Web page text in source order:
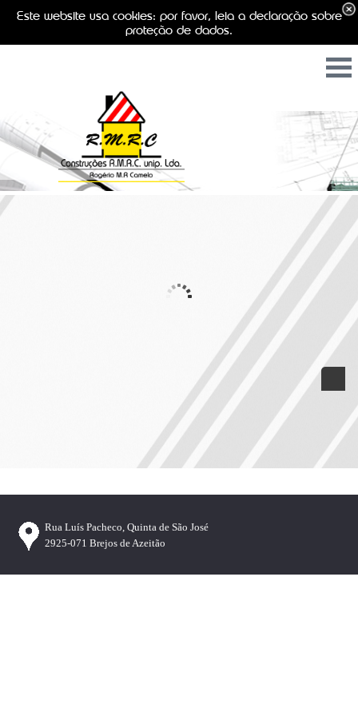
Este website usa cookies: por favor, leia a declaração sobre
proteção de dados.
Rua Luís Pacheco, Quinta de São José
2925-071 Brejos de Azeitão